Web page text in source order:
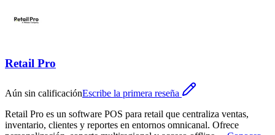
Retail Pro
Aún sin calificaciónEscribe la primera reseña
Retail Pro es un software POS para retail que centraliza ventas,
inventario, clientes y reportes en entornos omnicanal. Ofrece